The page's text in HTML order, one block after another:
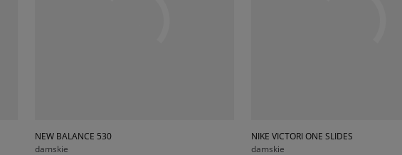
NEW BALANCE 530
damskie
NIKE VICTORI ONE SLIDES
damskie